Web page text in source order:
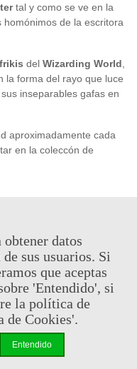
tal y como se ve en la
de la escritora
frikis del Wizarding World
la forma del rayo que luce
inseparables gafas en
aproximadamente cada
en la coleccón de
datos
sus usuarios. Si
que aceptas
'Entendido', si
la política de
de Cookies'.
Entendido